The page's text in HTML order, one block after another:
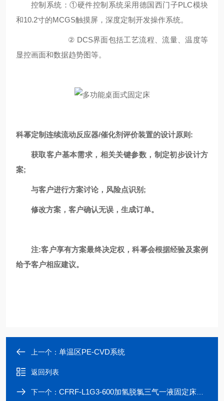
控制系统：①硬件控制系统采用德国西门子PLC模块
和10.2寸的MCGS触摸屏，深度定制开发操作系统。
② DCS界面包括工艺流程、流量、温度等
显控画面和数据趋势图等。
科幂定制连续流动反应器/催化剂评价装置的设计原则:
获取客户基本需求，相关关键参数，制定初步设计方
案;
与客户进行方案讨论，风险点识别;
修改方案，客户确认无误，生成订单。
注:客户享有方案最终决定权，科幂会根据经验及案例
给予客户相应建议。
上一个： 单温区PE-CVD系统
返回列表
下一个： CFRF-L1G3-600加氢脱氯三气一液固定床反应器